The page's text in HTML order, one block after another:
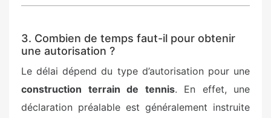
3. Combien de temps faut-il pour obtenir
une autorisation ?
Le délai dépend du type d’autorisation pour une
construction terrain de tennis. En effet, une
déclaration préalable est généralement instruite